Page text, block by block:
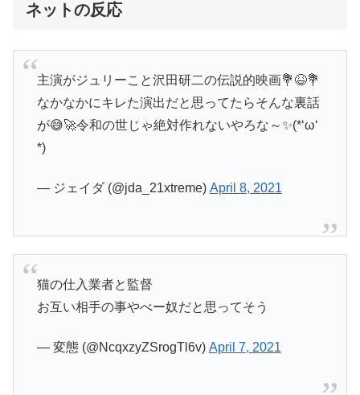
ネットの反応
主演がジュリーこと沢田研二の伝説的映画💐😆💐
なかなかにキレた演出だと思ってたらそんな裏話
が😅🚀令和の世じゃ絶対作れないやろな～✨(*‘ω‘
*)
— ジェイダ (@jda_21xtreme) April 8, 2021
猫の仕入業者と監督
お互い相手の事やべー奴だと思ってそう
— 変態 (@NcqxzyZSrogTl6v) April 7, 2021